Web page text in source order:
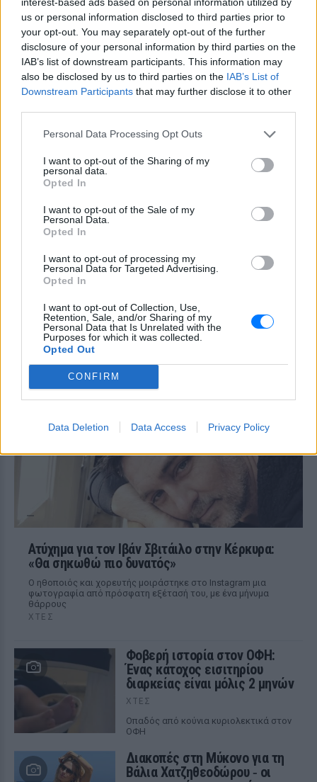
us or personal information disclosed to third parties prior to
your opt-out. You may separately opt-out of the further
disclosure of your personal information by third parties on the
IAB’s list of downstream participants. This information may
also be disclosed by us to third parties on the IAB’s List of
Downstream Participants that may further disclose it to other
Personal Data Processing Opt Outs
I want to opt-out of the Sharing of my
personal data.
Opted In
I want to opt-out of the Sale of my
Personal Data.
Opted In
I want to opt-out of processing my
Personal Data for Targeted Advertising.
Opted In
I want to opt-out of Collection, Use,
Retention, Sale, and/or Sharing of my
Personal Data that Is Unrelated with the
Purposes for which it was collected.
Opted Out
CONFIRM
Data Deletion Data Access Privacy Policy
ΔΕΙΤΕ ΕΠΙΣΗΣ
ΣΤΗΝ ΙΔΙΑ ΚΑΤΗΓΟΡΙΑ
Βάλια Χατζηθεοδώρου: Μπικίνι
και βραδινές έξοδοι στη
Μύκονο – Οι φωτογραφίες της
Η παρουσιάστρια μοιράστηκε στο
καλοκαιρινές της διακοπές στο «νησί
Πάρο με μαύρο μπικίνι ‑ δείτε
Το μοντέλο μοιράστηκε φωτογραφίες
από τις καλοκαιρινές της διακοπές στο
Ιωάννα Τούνη: «Έβγαλα όλο το
βράδυ στο νοσοκομείο με ορούς
και αντιβιώσεις»
δηλητηρίαση και μοιράστηκε με τους
followers της στο Instagram τις δύσκολες
Ατύχημα για τον Ιβάν Σβιτάιλο στην Κέρκυρα:
«Θα σηκωθώ πιο δυνατός»
Ο ηθοποιός και χορευτής μοιράστηκε στο Instagram μια
φωτογραφία από πρόσφατη εξέτασή του, με ένα μήνυμα
θάρρους
ΧΤΕΣ
Φοβερή ιστορία στον ΟΦΗ:
Ένας κάτοχος εισιτηρίου
διαρκείας είναι μόλις 2 μηνών
ΧΤΕΣ
Οπαδός από κούνια κυριολεκτικά στον
ΟΦΗ
Διακοπές στη Μύκονο για τη
Βάλια Χατζηθεοδώρου ‑ οι